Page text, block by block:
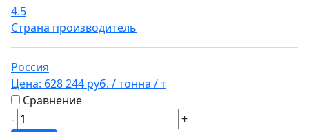
4.5
Страна производитель
Россия
Цена: 628 244 руб. / тонна / т
Сравнение
-
+